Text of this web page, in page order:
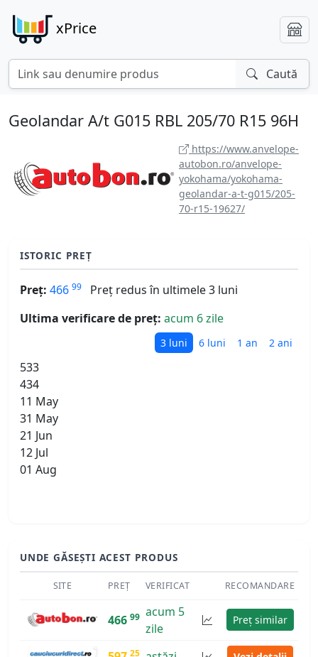
xPrice
Caută
Geolandar A/t G015 RBL 205/70 R15 96H
https://www.anvelope-
autobon.ro/anvelope-
yokohama/yokohama-
geolandar-a-t-g015/205-
70-r15-19627/
ISTORIC PREȚ
Preț: 466 99
Preț redus în ultimele 3 luni
Ultima verificare de preț: acum 6 zile
3 luni 6 luni 1 an 2 ani
533
434
11 May
31 May
21 Jun
12 Jul
01 Aug
UNDE GĂSEȘTI ACEST PRODUS
SITE PREȚ VERIFICAT RECOMANDARE
466 99 acum 5
zile
Preț similar
25